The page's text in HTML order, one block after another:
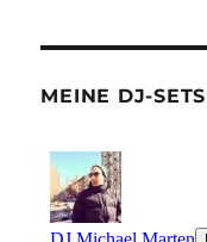
MEINE DJ-SETS